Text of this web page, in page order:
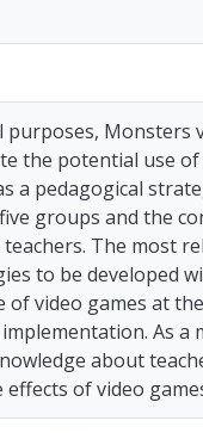
the potential use
pedagogical
groups and the
The most
to be developed
video games at
As a
about
of video